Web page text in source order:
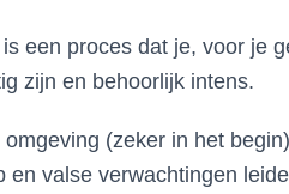
een proces dat je, voor je
zijn en behoorlijk intens.
(zeker in het
en valse verwachtingen